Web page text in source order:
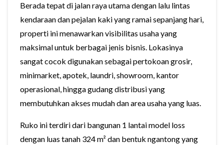
Berada tepat di jalan raya utama dengan lalu lintas
kendaraan dan pejalan kaki yang ramai sepanjang hari,
properti ini menawarkan visibilitas usaha yang
maksimal untuk berbagai jenis bisnis. Lokasinya
sangat cocok digunakan sebagai pertokoan grosir,
minimarket, apotek, laundri, showroom, kantor
operasional, hingga gudang distribusi yang
membutuhkan akses mudah dan area usaha yang luas.
Ruko ini terdiri dari bangunan 1 lantai model loss
dengan luas tanah 324 m² dan bentuk ngantong yang